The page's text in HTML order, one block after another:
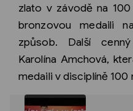
zlato v závodě na
bronzovou medaili
způsob. Další
Karolína Amchová,
medaili v disciplíně 100